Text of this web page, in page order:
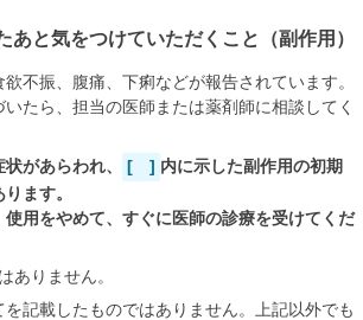
あと気をつけていただくこと（副作用）
不振、腹痛、下痢などが報告されています。
たら、担当の医師または薬剤師に相談してく
があらわれ、
[ ] 内に示した副作用の初期
ます。
用をやめて、すぐに医師の診療を受けてくだ
ありません。
記載したものではありません。上記以外でも